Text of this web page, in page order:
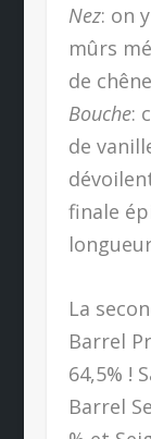
Nez: on
mûrs
de
Bouche:
de
finale
La
Barrel
64,5% !
Barrel